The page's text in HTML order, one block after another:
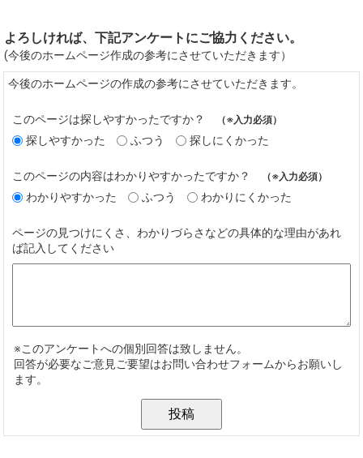
よろしければ、下記アンケートにご協力ください。
(今後のホームページ作成の参考にさせていただきます）
今後のホームページの作成の参考にさせていただきます。
このページは探しやすかったですか？ （※入力必須）
探しやすかった ふつう 探しにくかった
このページの内容はわかりやすかったですか？ （※入力必須）
わかりやすかった ふつう わかりにくかった
ページの見つけにくさ、わかりづらさなどの具体的な理由があれ
ば記入してください
※このアンケートへの個別回答は致しません。
回答が必要なご意見ご要望はお問い合わせフォームからお願いし
ます。